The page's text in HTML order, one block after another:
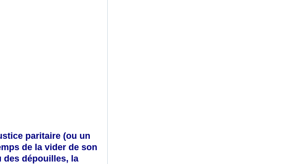
paritaire (ou un
de la vider de son
des dépouilles, la